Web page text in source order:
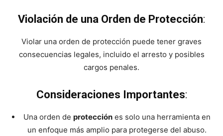
Violación de una Orden de Protección:
Violar una orden de protección puede tener graves
consecuencias legales, incluido el arresto y posibles
cargos penales.
Consideraciones Importantes:
Una orden de protecciónes solo una herramienta en
un enfoque más amplio para protegerse del abuso.